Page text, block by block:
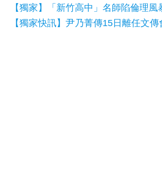
【獨家】「新竹高中」名師陷倫理
【獨家快訊】尹乃菁傳15日離任文